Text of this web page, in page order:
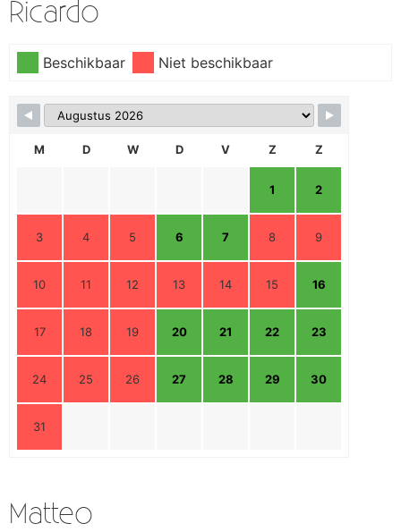
Ricardo
Beschikbaar Niet beschikbaar
M D W D V Z Z
1 2
3 4 5 6 7 8 9
10 11 12 13 14 15 16
17 18 19 20 21 22 23
24 25 26 27 28 29 30
31
Matteo